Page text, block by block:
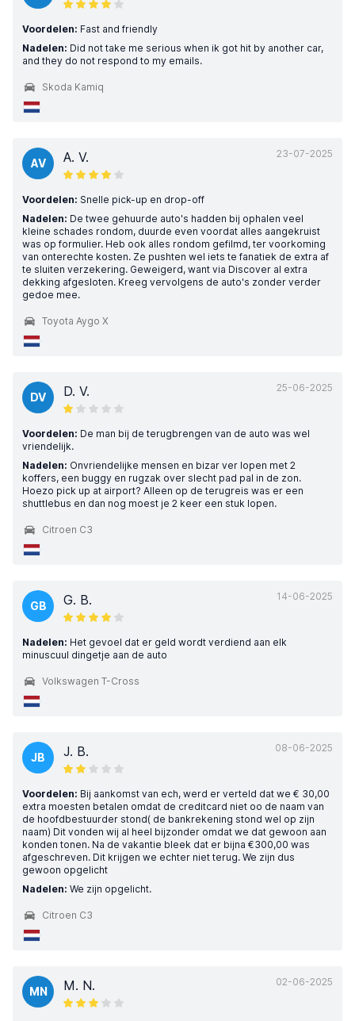
Voordelen: Fast and friendly
Nadelen: Did not take me serious when ik got hit by another car,
and they do not respond to my emails.
Skoda Kamiq
23-07-2025
AV A. V.
Voordelen: Snelle pick-up en drop-off
Nadelen: De twee gehuurde auto's hadden bij ophalen veel
kleine schades rondom, duurde even voordat alles aangekruist
was op formulier. Heb ook alles rondom gefilmd, ter voorkoming
van onterechte kosten. Ze pushten wel iets te fanatiek de extra af
te sluiten verzekering. Geweigerd, want via Discover al extra
dekking afgesloten. Kreeg vervolgens de auto's zonder verder
gedoe mee.
Toyota Aygo X
25-06-2025
DV D. V.
Voordelen: De man bij de terugbrengen van de auto was wel
vriendelijk.
Nadelen: Onvriendelijke mensen en bizar ver lopen met 2
koffers, een buggy en rugzak over slecht pad pal in de zon.
Hoezo pick up at airport? Alleen op de terugreis was er een
shuttlebus en dan nog moest je 2 keer een stuk lopen.
Citroen C3
14-06-2025
GB G. B.
Nadelen: Het gevoel dat er geld wordt verdiend aan elk
minuscuul dingetje aan de auto
Volkswagen T-Cross
08-06-2025
JB J. B.
Voordelen: Bij aankomst van ech, werd er verteld dat we € 30,00
extra moesten betalen omdat de creditcard niet oo de naam van
de hoofdbestuurder stond( de bankrekening stond wel op zijn
naam) Dit vonden wij al heel bijzonder omdat we dat gewoon aan
konden tonen. Na de vakantie bleek dat er bijna €300,00 was
afgeschreven. Dit krijgen we echter niet terug. We zijn dus
gewoon opgelicht
Nadelen: We zijn opgelicht.
Citroen C3
02-06-2025
MN M. N.